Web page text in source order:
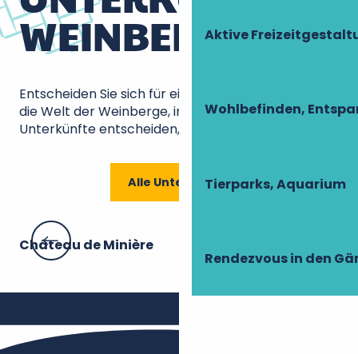
Aktive
Wohlbefinden,
Tierparks, Aquarium
Rendezvous in den
WEINBERG
Entscheiden Sie sich für ein totales Eintauchen in
die Welt der Weinberge, indem Sie sich für
Unterkünfte entscheiden, die Winzern gehören!
Alle Unterkünfte
Château de Minière